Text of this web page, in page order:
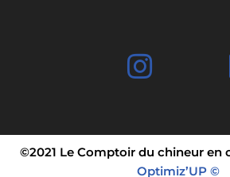
©2021 Le Comptoir du chineur en
Optimiz’UP ©